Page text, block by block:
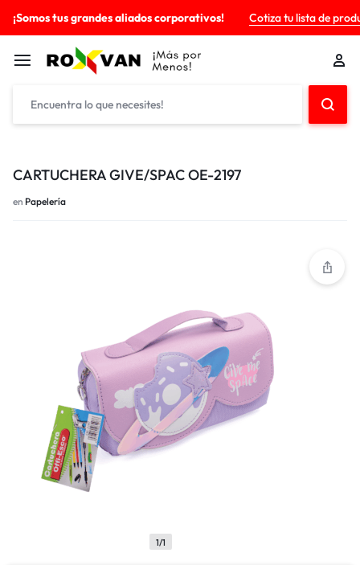
¡Somos tus grandes aliados corporativos! Cotiza tu lista de
CARTUCHERA GIVE/SPAC OE-2197
en Papelería
1/1